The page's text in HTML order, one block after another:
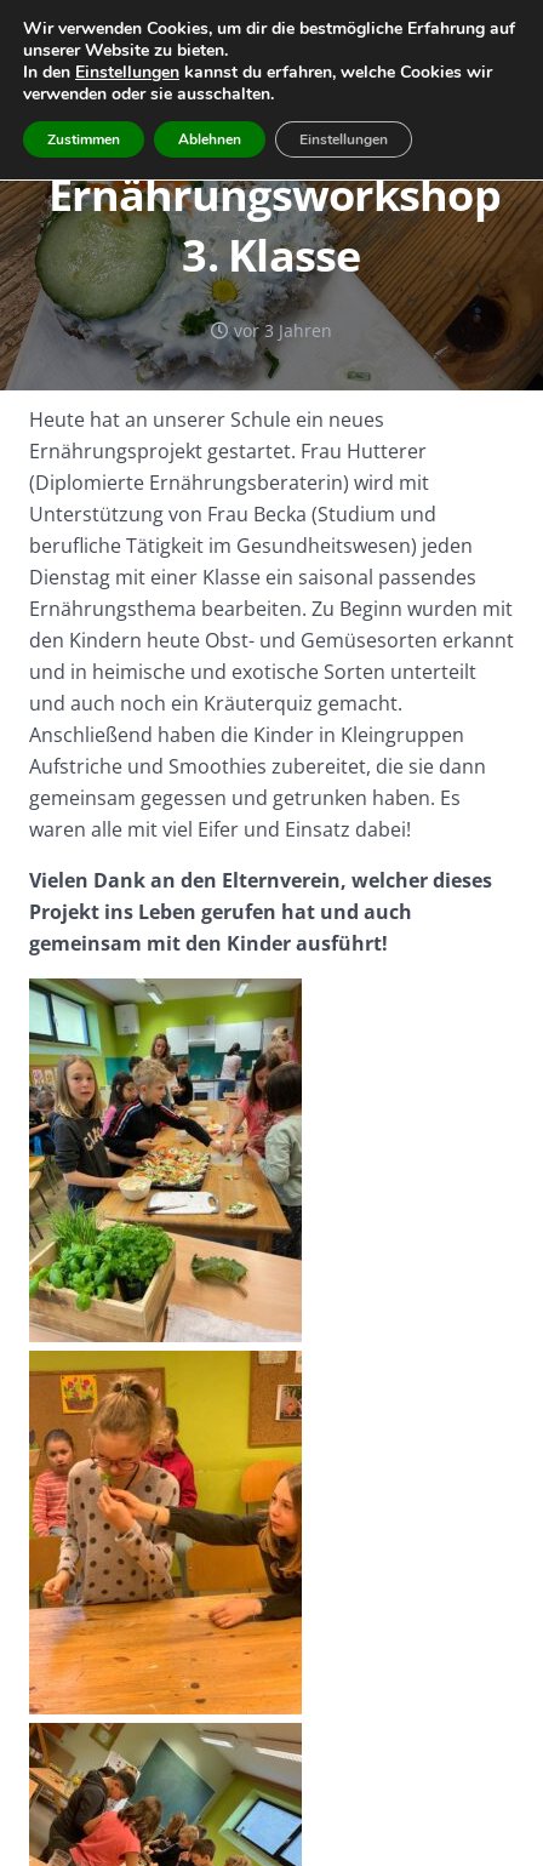
Home Leitbild
Geschichte
Ernährungsworkshop
3. Klasse
vor 3 Jahren
Heute hat an unserer Schule ein neues
Ernährungsprojekt gestartet. Frau Hutterer
(Diplomierte Ernährungsberaterin) wird mit
Unterstützung von Frau Becka (Studium und
berufliche Tätigkeit im Gesundheitswesen) jeden
Dienstag mit einer Klasse ein saisonal passendes
Ernährungsthema bearbeiten. Zu Beginn wurden mit
den Kindern heute Obst- und Gemüsesorten erkannt
und in heimische und exotische Sorten unterteilt
und auch noch ein Kräuterquiz gemacht.
Anschließend haben die Kinder in Kleingruppen
Aufstriche und Smoothies zubereitet, die sie dann
gemeinsam gegessen und getrunken haben. Es
waren alle mit viel Eifer und Einsatz dabei!
Vielen Dank an den Elternverein, welcher dieses
Projekt ins Leben gerufen hat und auch
gemeinsam mit den Kinder ausführt!
Wir verwenden Cookies, um dir die bestmögliche Erfahrung auf
unserer Website zu bieten.
In den Einstellungen kannst du erfahren, welche Cookies wir
verwenden oder sie ausschalten.
Zustimmen Ablehnen Einstellungen